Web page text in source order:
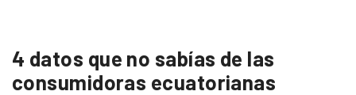
4 datos que no sabías de las
consumidoras ecuatorianas